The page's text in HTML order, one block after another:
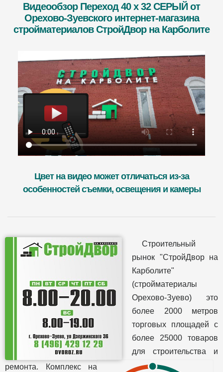
Видеообзор Переход 40 x 32 СЕРЫЙ от
Орехово-Зуевского интернет-магазина
стройматериалов СтройДвор на Карболите
Цвет на видео может отличаться из-за
особенностей съемки, освещения и камеры
Строительный
рынок "СтройДвор на
Карболите"
(стройматериалы
Орехово-Зуево) это
более 2000 метров
торговых площадей с
более 25000 товаров
для строительства и
ремонта. Комплекс на